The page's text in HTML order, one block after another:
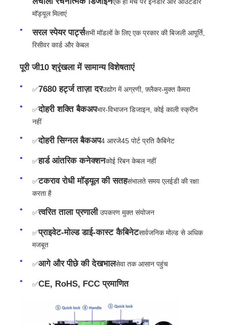
आउटडोर एलईडी बिलबोर्ड
मॉड्यूल मिलाएं
सरल स्पेयर पार्ट्ससभी मॉडलों के लिए एक प्रकार की बिजली आपूर्ति,
रिसीवर कार्ड और केबल
पूरी जी10 श्रृंखला में सामान्य विशेषताएं
✅7680 हर्ट्ज ताज़ा दरउद्योग में अग्रणी, फ़्लैकर-मुक्त कैमरा
✅दोहरी शक्ति बैकअपभार-विभाजन डिजाइन, कोई काली स्क्रीन
नहीं
✅दोहरी सिग्नल बैकअप4 आरजे45 पोर्ट प्रति कैबिनेट
✅हार्ड आंतरिक कनेक्शनकोई रिबन केबल नहीं
✅टकराव रोधी मॉड्यूल की सतहसंभालते समय एलईडी की रक्षा
करता है
✅त्वरित ताला प्रणाली️ उपकरण मुक्त संयोजन
✅प्राइवेट-मोल्ड डाई-कास्ट कैबिनेटसार्वजनिक मोल्ड से अधिक
मजबूत
✅आगे और पीछे की देखभालसेवा तक आसान पहुंच
✅CE, RoHS, FCC प्रमाणित